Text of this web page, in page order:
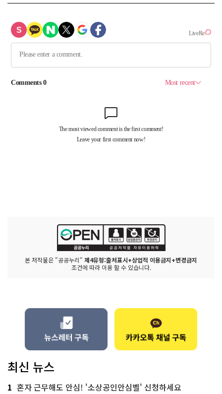
본 저작물은 "공공누리" 제4유형:출처표시+상업적 이용금지+변경금지
조건에 따라 이용 할 수 있습니다.
최신 뉴스
1 혼자 근무해도 안심! '소상공인안심벨' 신청하세요